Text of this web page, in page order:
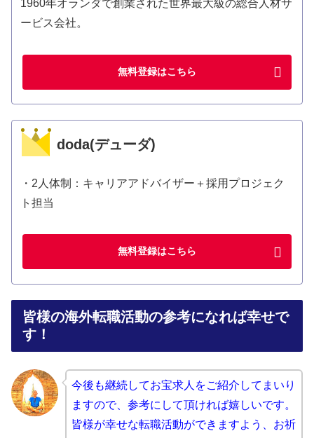
1960年オランダで創業された世界最大級の総合人材サ
ービス会社。
無料登録はこちら
doda(デューダ)
・2人体制：キャリアアドバイザー＋採用プロジェク
ト担当
無料登録はこちら
皆様の海外転職活動の参考になれば幸せで
す！
今後も継続してお宝求人をご紹介してまいり
ますので、 参考にして頂ければ嬉しいです。
皆様が幸せな転職活動ができますよう、お祈